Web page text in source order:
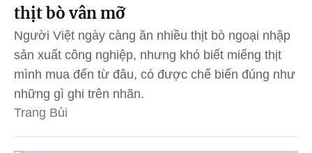
thịt bò vân mỡ
Người Việt ngày càng ăn nhiều thịt bò ngoại nhập
sản xuất công nghiệp, nhưng khó biết miếng thịt
mình mua đến từ đâu, có được chế biến đúng như
những gì ghi trên nhãn.
Trang Bùi